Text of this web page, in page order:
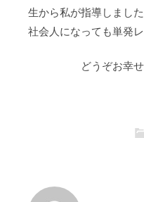
生から私が指導しまし
社会人になっても単発
どうぞお幸せ